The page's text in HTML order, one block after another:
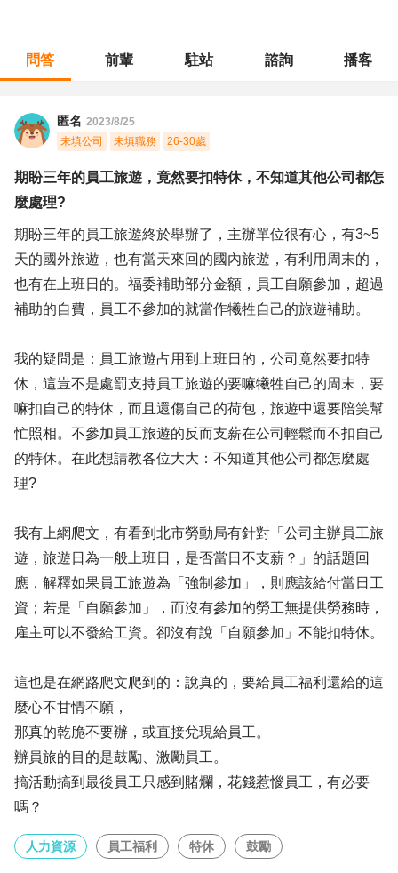
問答 前輩 駐站 諮詢 播客
匿名 2023/8/25
未填公司
未填職務 26-30歲
期盼三年的員工旅遊，竟然要扣特休，不知道其他公司都怎
麼處理?
期盼三年的員工旅遊終於舉辦了，主辦單位很有心，有3~5
天的國外旅遊，也有當天來回的國內旅遊，有利用周末的，
也有在上班日的。福委補助部分金額，員工自願參加，超過
補助的自費，員工不參加的就當作犧牲自己的旅遊補助。
我的疑問是：員工旅遊占用到上班日的，公司竟然要扣特
休，這豈不是處罰支持員工旅遊的要嘛犧牲自己的周末，要
嘛扣自己的特休，而且還傷自己的荷包，旅遊中還要陪笑幫
忙照相。不參加員工旅遊的反而支薪在公司輕鬆而不扣自己
的特休。在此想請教各位大大：不知道其他公司都怎麼處
理?
我有上網爬文，有看到北市勞動局有針對「公司主辦員工旅
遊，旅遊日為一般上班日，是否當日不支薪？」的話題回
應，解釋如果員工旅遊為「強制參加」，則應該給付當日工
資；若是「自願參加」，而沒有參加的勞工無提供勞務時，
雇主可以不發給工資。卻沒有說「自願參加」不能扣特休。
這也是在網路爬文爬到的：說真的，要給員工福利還給的這
麼心不甘情不願，
那真的乾脆不要辦，或直接兌現給員工。
辦員旅的目的是鼓勵、激勵員工。
搞活動搞到最後員工只感到賭爛，花錢惹惱員工，有必要
嗎？
人力資源 員工福利 特休 鼓勵